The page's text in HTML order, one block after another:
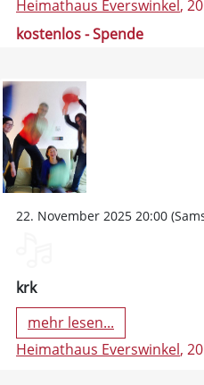
Heimathaus Everswinkel,
kostenlos - Spende
22. November 2025 20:00
krk
mehr lesen...
Heimathaus Everswinkel,